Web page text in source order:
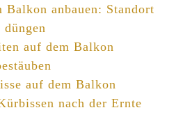
Balkon anbauen: Standort
auf dem Balkon
auf dem Balkon
nach der Ernte